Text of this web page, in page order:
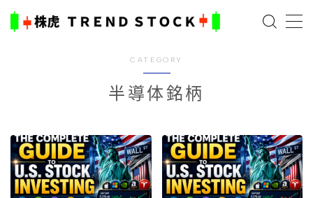
米国株
日本株式
CATEGORY
半導体銘柄